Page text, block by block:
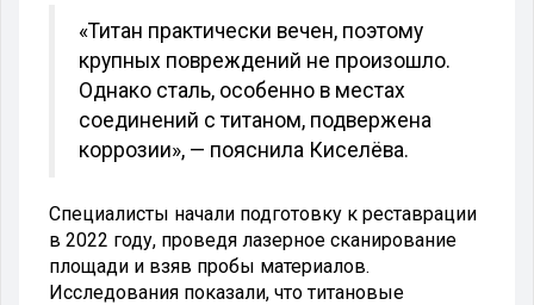
«Титан практически вечен, поэтому
крупных повреждений не произошло.
Однако сталь, особенно в местах
соединений с титаном, подвержена
коррозии», — пояснила Киселёва.
Специалисты начали подготовку к реставрации
в 2022 году, проведя лазерное сканирование
площади и взяв пробы материалов.
Исследования показали, что титановые